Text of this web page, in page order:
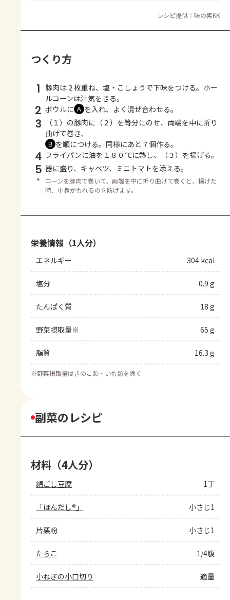
レシピ提供：味の素KK
つくり方
1 豚肉は２枚重ね、塩・こしょうで下味をつける。ホー
ルコーンは汁気をきる。
2 ボウルに Ａ を入れ、よく混ぜ合わせる。
3
（１）の豚肉に（２）を等分にのせ、両端を中に折り
曲げて巻き、
Ｂ を順につける。同様にあと７個作る。
4 フライパンに油を１８０℃に熱し、（３）を揚げる。
5 器に盛り、キャベツ、ミニトマトを添える。
＊
コーンを豚肉で巻いて、両端を中に折り曲げて巻くと、揚げた
時、中身がもれるのを防げます。
栄養情報（1人分）
エネルギー 304 kcal
塩分 0.9 g
たんぱく質 18 g
野菜摂取量※ 65 g
脂質 16.3 g
※野菜摂取量はきのこ類・いも類を除く
副菜のレシピ
材料（4人分）
絹ごし豆腐 1丁
「ほんだし®」 小さじ1
片栗粉 小さじ1
たらこ 1/4腹
小ねぎの小口切り 適量